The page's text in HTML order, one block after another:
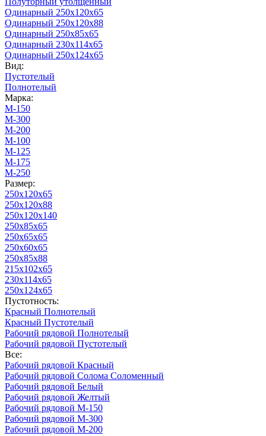
Одинарный 250х120х65
Одинарный 250х120х88
Одинарный 250х85х65
Одинарный 230х114х65
Одинарный 250х124х65
Вид:
Пустотелый
Полнотелый
Марка:
М-150
М-300
М-200
М-100
М-125
М-175
М-250
Размер:
250х120х65
250х120х88
250х120х140
250х85х65
250х65х65
250х60х65
250х85х88
215х102х65
230х114х65
250х124х65
Пустотность:
Красный Полнотелый
Красный Пустотелый
Рабочий рядовой Полнотелый
Рабочий рядовой Пустотелый
Все:
Рабочий рядовой Красный
Рабочий рядовой Солома Соломенный
Рабочий рядовой Белый
Рабочий рядовой Желтый
Рабочий рядовой М-150
Рабочий рядовой М-300
Рабочий рядовой М-200